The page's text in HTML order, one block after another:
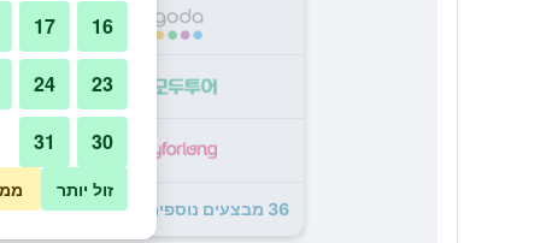
36 מבצעים נוספים לMichelangelo Grand Hotel
16
17
23
24
30
31
זול יותר